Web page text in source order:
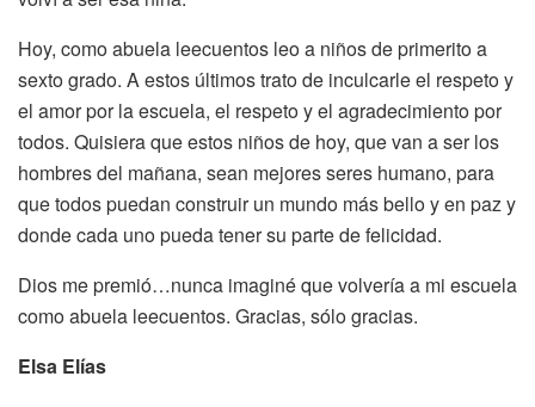
Hoy, como abuela leecuentos leo a niños de primerito a
sexto grado. A estos últimos trato de inculcarle el respeto y
el amor por la escuela, el respeto y el agradecimiento por
todos. Quisiera que estos niños de hoy, que van a ser los
hombres del mañana, sean mejores seres humano, para
que todos puedan construir un mundo más bello y en paz y
donde cada uno pueda tener su parte de felicidad.
Dios me premió…nunca imaginé que volvería a mi escuela
como abuela leecuentos. Gracias, sólo gracias.
Elsa Elías